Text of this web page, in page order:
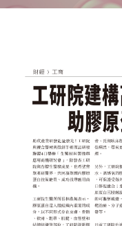
歷年新聞
醫美產品
牙科產品
骨科產品
外科產品
血球細胞分離機